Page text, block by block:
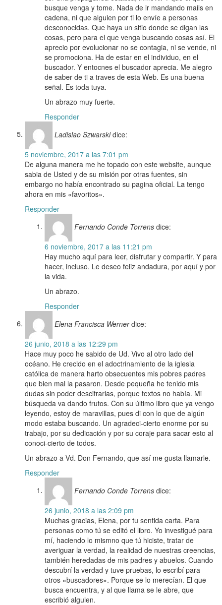
busque venga y tome. Nada de ir mandando mails en
cadena, ni que alguien por ti lo envíe a personas
desconocidas. Que haya un sitio donde se digan las
cosas, pero para el que venga buscando cosas así. El
aprecio por evolucionar no se contagia, ni se vende, ni
se promociona. Ha de estar en el individuo, en el
buscador. Y entocnes el buscador aprecia. Me alegro
de saber de ti a traves de esta Web. Es una buena
señal. Es toda tuya.
Un abrazo muy fuerte.
Responder
Ladislao Szwarski dice:
5 noviembre, 2017 a las 7:01 pm
De alguna manera me he topado con este website, aunque
sabia de Usted y de su misión por otras fuentes, sin
embargo no había encontrado su pagina oficial. La tengo
ahora en mis «favoritos».
Responder
Fernando Conde Torrens dice:
6 noviembre, 2017 a las 11:21 pm
Hay mucho aquí para leer, disfrutar y compartir. Y para
hacer, incluso. Le deseo feliz andadura, por aquí y por
la vida.
Un abrazo.
Responder
Elena Francisca Werner dice:
26 junio, 2018 a las 12:29 pm
Hace muy poco he sabido de Ud. Vivo al otro lado del
océano. He crecido en el adoctrinamiento de la iglesia
católica de manera harto obsecuentes mis pobres padres
que bien mal la pasaron. Desde pequeña he tenido mis
dudas sin poder descifrarlas, porque textos no había. Mi
búsqueda va dando frutos. Con su último libro que ya vengo
leyendo, estoy de maravillas, pues di con lo que de algún
modo estaba buscando. Un agradeci-cierto enorme por su
trabajo, por su dedicación y por su coraje para sacar esto al
conoci-cierto de todos.
Un abrazo a Vd. Don Fernando, que así me gusta llamarle.
Responder
Fernando Conde Torrens dice:
26 junio, 2018 a las 2:09 pm
Muchas gracias, Elena, por tu sentida carta. Para
personas como tú se editó el libro. Yo investigué para
mí, haciendo lo mismno que tú hiciste, tratar de
averiguar la verdad, la realidad de nuestras creencias,
también heredadas de mis padres y abuelos. Cuando
descubrí la verdad y tuve pruebas, lo escribí para
otros «buscadores». Porque se lo merecían. El que
busca encuentra, y al que llama se le abre, que
escribió alguien.